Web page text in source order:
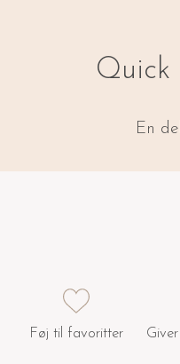
Quick
En
Føj til favoritter